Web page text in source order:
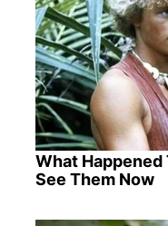
What Happened
See Them Now